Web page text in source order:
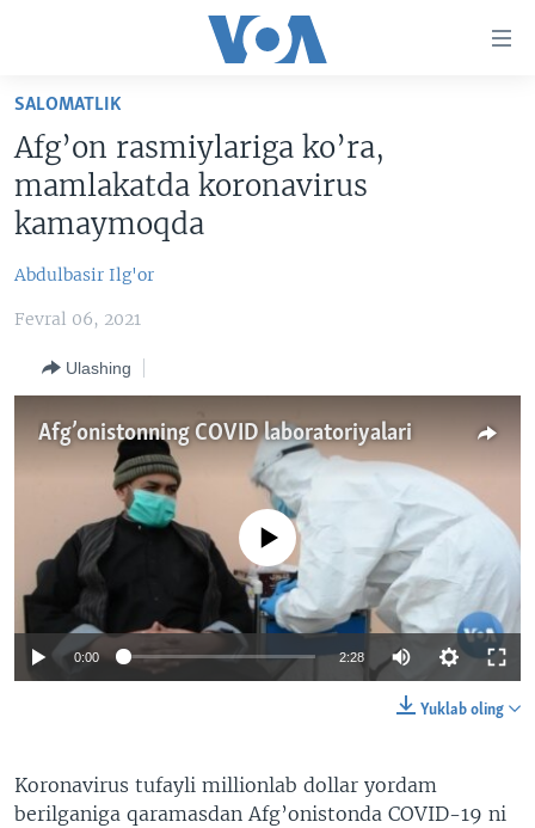
Boshiga
qayting
Qidiruvga
o'ting
AMERIKA
MARKAZIY OSIYO
AMERIKA MANZARALARI
XALQARO HAYOT
VASHINGTON CHOYXONASI
MOBIL-SALOM!
VIDEO
XABARLAR SURATLARDA
IJTIMOIY TARMOQLAR
FACEBOOK
YOUTUBE
INSTAGRAM
ODNOKLASSNIKI
TELEGRAM
TWITTER
SOUNDCLOUD
INGLIZ TILI DARSLARI
Learning English
VOA
SALOMATLIK
Afg’on rasmiylariga ko’ra,
mamlakatda koronavirus
kamaymoqda
Abdulbasir Ilg'or
Fevral 06, 2021
Ulashing
Afg’onistonning COVID laboratoriyalari
No media source currently available
0:00 2:28
Yuklab oling
Koronavirus tufayli millionlab dollar yordam
berilganiga qaramasdan Afg’onistonda COVID-19 ni